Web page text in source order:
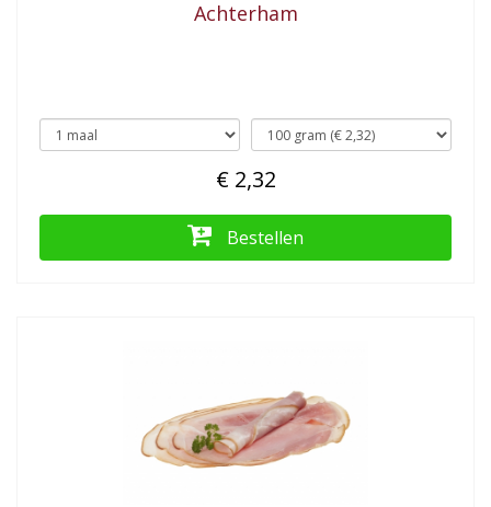
Achterham
€ 2,32
Bestellen